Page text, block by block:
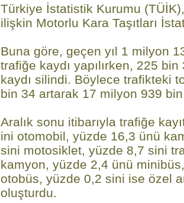
Türkiye İstatistik Kurumu
ilişkin Motorlu Kara Taşıtları
Buna göre, geçen yıl 1 milyon
trafiğe kaydı yapılırken, 225
kaydı silindi. Böylece trafikteki
bin 34 artarak 17 milyon 939
Aralık sonu itibarıyla trafiğe
ini otomobil, yüzde 16,3 ünü
sini motosiklet, yüzde 8,7 sini
kamyon, yüzde 2,4 ünü
otobüs, yüzde 0,2 sini ise özel
oluşturdu.